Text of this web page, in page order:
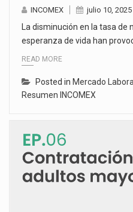
INCOMEX julio 10, 2025
La disminución en la tasa
esperanza de vida han
READ MORE
Posted in Mercado
Resumen INCOMEX